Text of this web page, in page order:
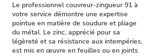
Le professionnel couvreur-zingueur 91 à
votre service démontre une expertise
pointue en matière de soudure et pliage
du métal. Le zinc, apprécié pour sa
légèreté et sa résistance aux intempéries,
est mis en œuvre en feuilles ou en joints